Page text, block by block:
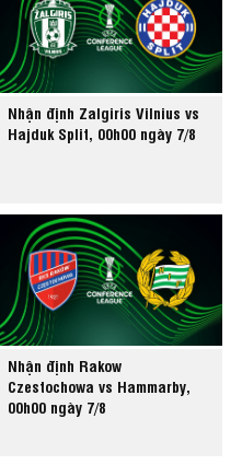
Nhận định Zalgiris Vilnius vs
Hajduk Split, 00h00 ngày 7/8
Nhận định Rakow
Czestochowa vs Hammarby,
00h00 ngày 7/8